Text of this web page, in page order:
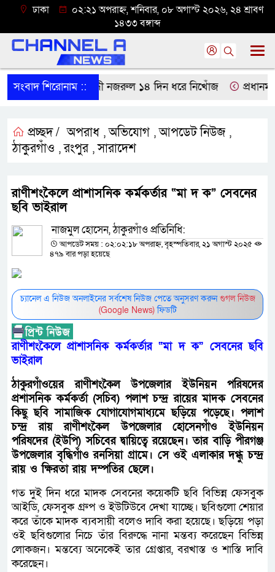
ঢাকা
০২:২১ অপরাহ্ন, শনিবার, ০৮ অগাস্ট ২০২৬, ২৪ শ্রাবণ
১৪৩৩ বঙ্গাব্দ
সংবাদ শিরোনাম ::
থেকে বাকপ্রতিবন্ধী নজরুল ১৪ দিন ধরে নিখোঁজ
প্রচ্ছদ / অপরাধ ,অভিযোগ ,আপডেট নিউজ ,
ঠাকুরগাঁও ,রংপুর ,সারাদেশ
রাণীশংকৈলে প্রাশাসনিক কর্মকর্তার “মা দ ক” সেবনের
ছবি ভাইরাল
নাজমুল হোসেন, ঠাকুরগাঁও প্রতিনিধি:
আপডেট সময় : ০২:০২:১৮ অপরাহ্ন, বৃহস্পতিবার, ২১ অগাস্ট ২০২৫
৪৭৯ বার পড়া হয়েছে
চ্যানেল এ নিউজ অনলাইনের সর্বশেষ নিউজ পেতে অনুসরণ করুনগুগল নিউজ
(Google News)ফিডটি
রাণীশংকৈলে প্রাশাসনিক কর্মকর্তার “মা দ ক” সেবনের ছবি
ভাইরাল
ঠাকুরগাঁওয়ের রাণীশংকৈল উপজেলার ইউনিয়ন পরিষদের
প্রশাসনিক কর্মকর্তা (সচিব) পলাশ চন্দ্র রায়ের মাদক সেবনের
কিছু ছবি সামাজিক যোগাযোগমাধ্যমে ছড়িয়ে পড়েছে। পলাশ
চন্দ্র রায় রাণীশংকৈল উপজেলার হোসেনগাঁও ইউনিয়ন
পরিষদের (ইউপি) সচিবের দ্বায়িত্বে রয়েছেন। তার বাড়ি পীরগঞ্জ
উপজেলার বৃদ্ধিগাঁও রনসিয়া গ্রামে। সে ওই এলাকার দগ্ধু চন্দ্র
রায় ও ক্ষিরতা রায় দম্পতির ছেলে।
গত দুই দিন ধরে মাদক সেবনের কয়েকটি ছবি বিভিন্ন ফেসবুক
আইডি, ফেসবুক গ্রুপ ও ইউটিউবে দেখা যাচ্ছে। ছবিগুলো শেয়ার
করে তাঁকে মাদক ব্যবসায়ী বলেও দাবি করা হয়েছে। ছড়িয়ে পড়া
ওই ছবিগুলোর নিচে তাঁর বিরুদ্ধে নানা মন্তব্য করেছেন বিভিন্ন
লোকজন। মন্তব্যে অনেকেই তার গ্রেপ্তার, বরখাস্ত ও শাস্তি দাবি
করেছেন।